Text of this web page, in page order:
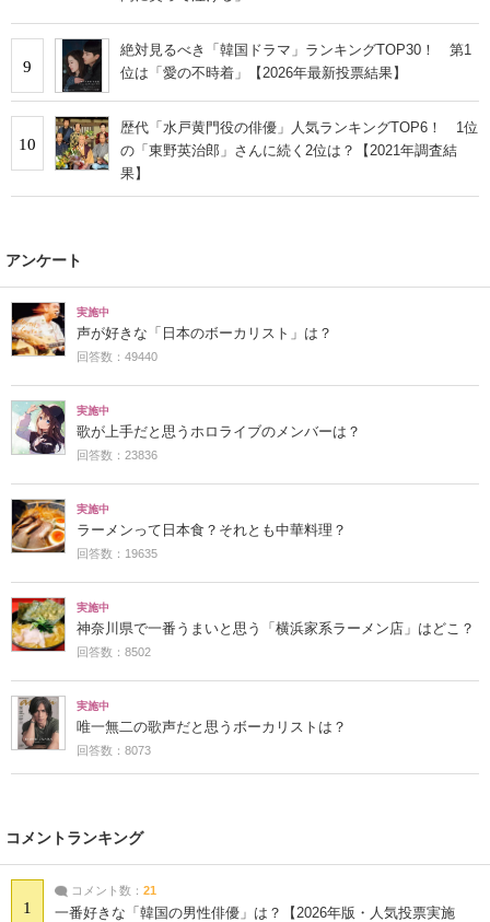
9
絶対見るべき「韓国ドラマ」ランキングTOP30！ 第1
位は「愛の不時着」【2026年最新投票結果】
10
歴代「水戸黄門役の俳優」人気ランキングTOP6！ 1位
の「東野英治郎」さんに続く2位は？【2021年調査結
果】
アンケート
実施中
声が好きな「日本のボーカリスト」は？
回答数：49440
実施中
歌が上手だと思うホロライブのメンバーは？
回答数：23836
実施中
ラーメンって日本食？それとも中華料理？
回答数：19635
実施中
神奈川県で一番うまいと思う「横浜家系ラーメン店」はどこ？
回答数：8502
実施中
唯一無二の歌声だと思うボーカリストは？
回答数：8073
コメントランキング
1
コメント数： 21
一番好きな「韓国の男性俳優」は？【2026年版・人気投票実施